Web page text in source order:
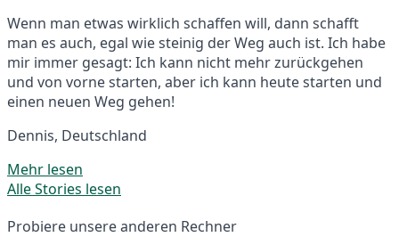
Wenn man etwas wirklich schaffen will, dann schafft
man es auch, egal wie steinig der Weg auch ist. Ich habe
mir immer gesagt: Ich kann nicht mehr zurückgehen
und von vorne starten, aber ich kann heute starten und
einen neuen Weg gehen!
Dennis, Deutschland
Mehr lesen
Alle Stories lesen
Probiere unsere anderen Rechner